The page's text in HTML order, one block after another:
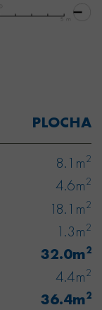
PLOCHA
8.1m2
4.6m2
18.1m2
1.3m2
32.0m2
4.4m2
36.4m2